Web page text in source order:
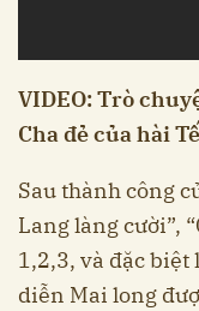
VIDEO: Trò
Cha đẻ của hài
Sau thành công
Lang làng cười”,
1,2,3, và đặc biệt
diễn Mai long